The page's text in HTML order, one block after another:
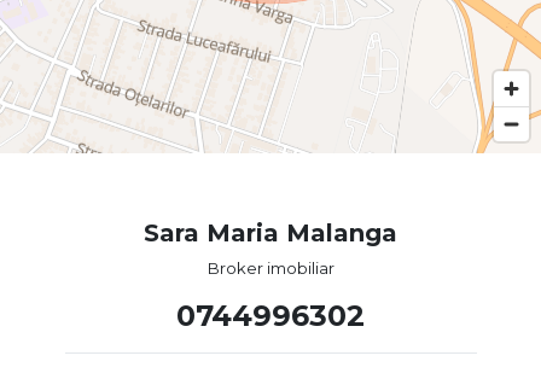
Sara Maria Malanga
Broker imobiliar
0744996302